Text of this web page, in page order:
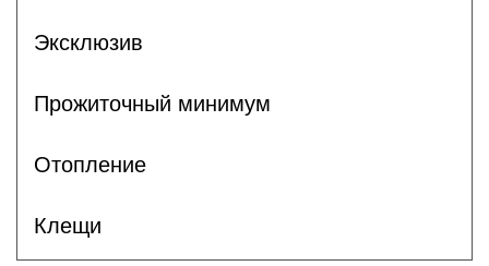
Эксклюзив
Прожиточный минимум
Отопление
Клещи